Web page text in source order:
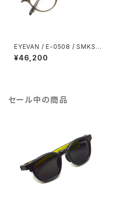
EYEVAN / E-0508 / SMKS
スモークグレー - シルバー メガ
ネ クラウンパント コンビネーシ
¥46,200
セール中の商品